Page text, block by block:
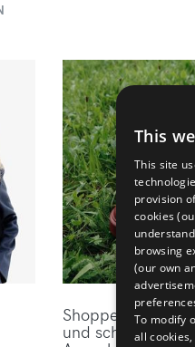
Shoppen Sie die
und schicksten
This
This site
provision
cookies
browsing
(our own
To modify
all